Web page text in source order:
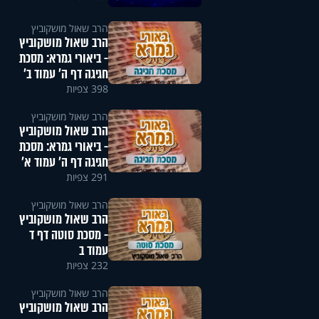
הרב שאול מושקוביץ
הרב שאול מושקוביץ
- ביאורי גמרא: מסכת
חגיגה דף ה' עמוד ב'
398 צפיות
הרב שאול מושקוביץ
הרב שאול מושקוביץ
- ביאורי גמרא: מסכת
חגיגה דף ה' עמוד א'
291 צפיות
הרב שאול מושקוביץ
הרב שאול מושקוביץ
- מסכת סוטה דף ד
עמוד ב
232 צפיות
הרב שאול מושקוביץ
הרב שאול מושקוביץ